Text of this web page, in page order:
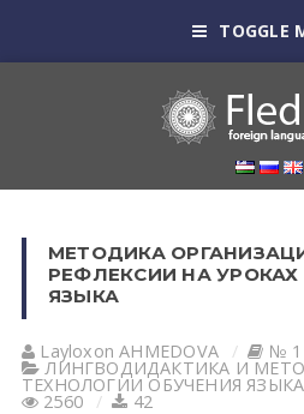
TOGGLE
МЕТОДИКА
РЕФЛЕКСИИ НА
ЯЗЫКА
Layloxon АHMEDOVА № 1
ЛИНГВОДИДАКТИКА И
ТЕХНОЛОГИИ ОБУЧЕНИЯ
2560 42